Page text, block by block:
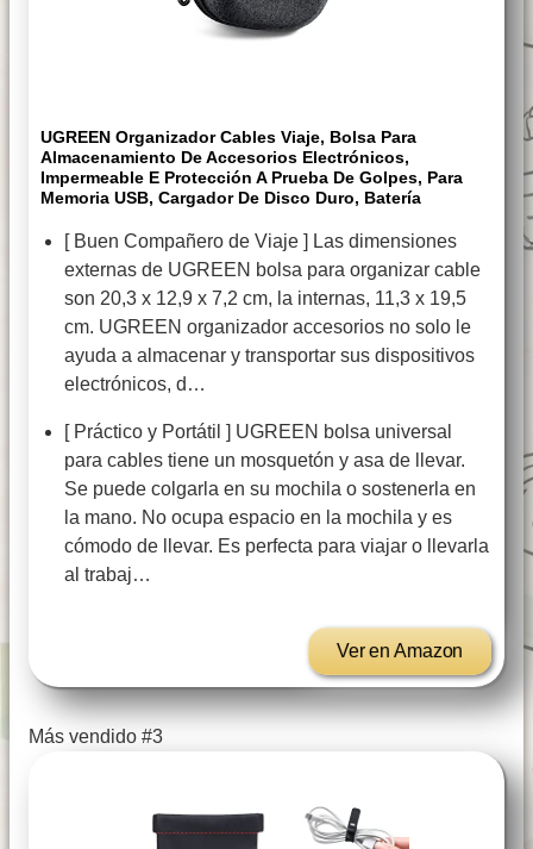
UGREEN Organizador Cables Viaje, Bolsa Para
Almacenamiento De Accesorios Electrónicos,
Impermeable E Protección A Prueba De Golpes, Para
Memoria USB, Cargador De Disco Duro, Batería
[ Buen Compañero de Viaje ] Las dimensiones
externas de UGREEN bolsa para organizar cable
son 20,3 x 12,9 x 7,2 cm, la internas, 11,3 x 19,5
cm. UGREEN organizador accesorios no solo le
ayuda a almacenar y transportar sus dispositivos
electrónicos, d…
[ Práctico y Portátil ] UGREEN bolsa universal
para cables tiene un mosquetón y asa de llevar.
Se puede colgarla en su mochila o sostenerla en
la mano. No ocupa espacio en la mochila y es
cómodo de llevar. Es perfecta para viajar o llevarla
al trabaj…
Ver en Amazon
Más vendido #3